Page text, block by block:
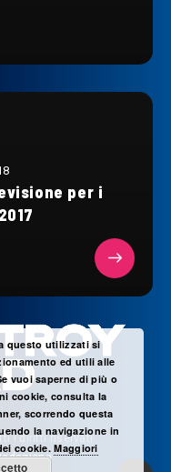
per i
i diritti riservati
questo utilizzati si
ed utili alle
vuoi saperne di più o
cookie, consulta la
scorrendo questa
la navigazione in
cookie.Maggiori